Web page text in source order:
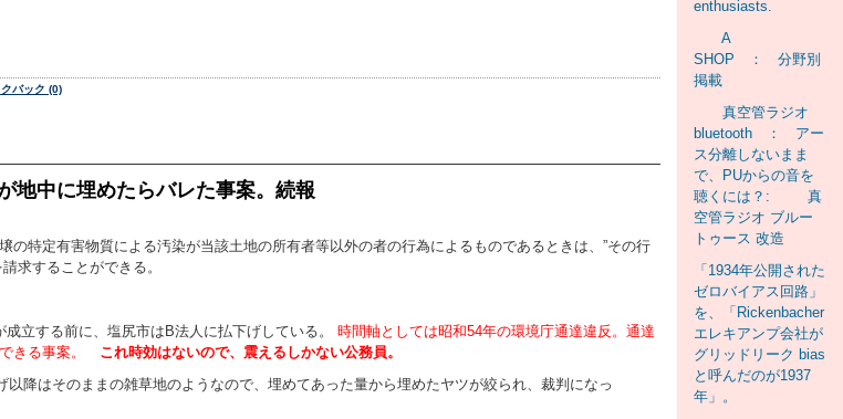
クバック (0)
地中に埋めたらバレた事案。続報
定有害物質による汚染が当該土地の所有者等以外の者の行為によるものであるときは、”その行
求することができる。
立する前に、塩尻市はB法人に払下げしている。
時間軸としては昭和54年の環境庁通達違反。通達
きる事案。
これ時効はないので、震えるしかない公務員。
はそのままの雑草地のようなので、埋めてあった量から埋めたヤツが絞られ、裁判になっ
enthusiasts.
A
SHOP ： 分野別
掲載
真空管ラジオ
bluetooth ： アー
ス分離しないまま
で、PUからの音を
聴くには？: 真
空管ラジオ ブルー
トゥース 改造
「1934年公開された
ゼロバイアス回路」
を、「Rickenbacher
エレキアンプ会社が
グリッドリーク bias
と呼んだのが1937
年」。